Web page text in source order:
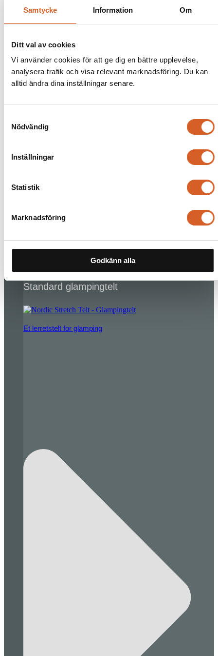
Samtycke Information Om
Ditt val av cookies
Vi använder cookies för att ge dig en bättre upplevelse,
analysera trafik och visa relevant marknadsföring. Du kan
alltid ändra dina inställningar senare.
Nödvändig
Inställningar
Statistik
Marknadsföring
Godkänn alla
Standard glampingtelt
Et lerretstelt for glamping